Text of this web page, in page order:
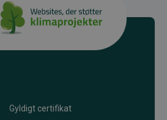
Gyldigt certifikat